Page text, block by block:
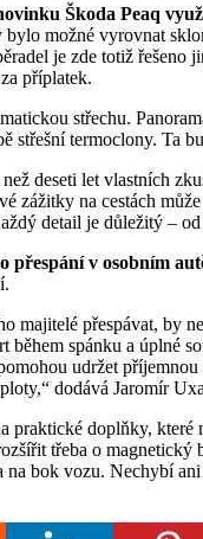
Škoda Peaq
možné vyrovnat
je zde totiž řešeno
příplatek.
střechu.
termoclony. Ta
deseti let vlastních
zážitky na cestách
detail je důležitý –
přespání v osobním
během spánku a úplné
udržet
dodává Jaromír
doplňky, které
třeba o
bok vozu. Nechybí